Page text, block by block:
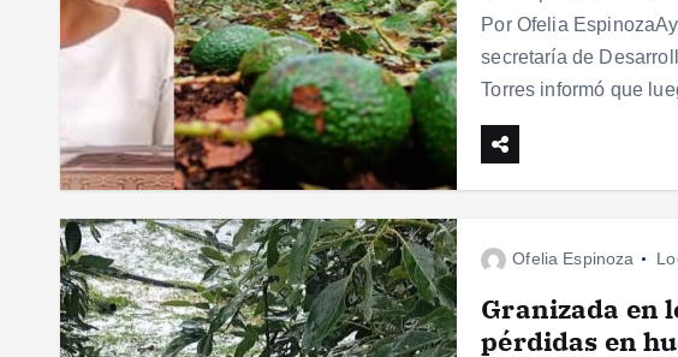
Por Ofelia
secretaría de
Torres informó que
Ofelia Espinoza
Granizada en
pérdidas en